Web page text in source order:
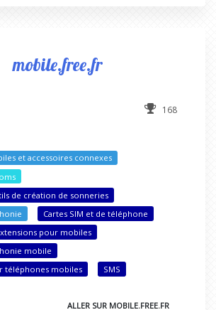
mobile.free.fr
168
et accessoires connexes
de création de sonneries
Cartes SIM et de téléphone
pour mobiles
mobile
téléphones mobiles
SMS
ALLER SUR MOBILE.FREE.FR